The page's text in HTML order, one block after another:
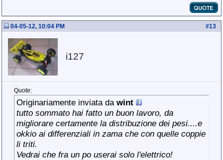
#13
04-05-12, 10:04 PM
i127
Quote:
Originariamente inviata da wint
tutto sommato hai fatto un buon lavoro, da
migliorare certamente la distribuzione dei pesi....e
okkio ai differenziali in zama che con quelle coppie
li triti.
Vedrai che fra un po userai solo l'elettrico!